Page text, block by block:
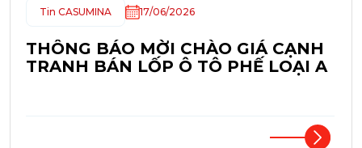
Tin CASUMINA 17/06/2026
THÔNG BÁO MỜI CHÀO GIÁ CẠNH
TRANH BÁN LỐP Ô TÔ PHẾ LOẠI A